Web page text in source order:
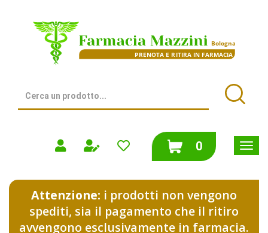
contenuto
Farmacia
Prodotto
0prodotti
inseriti
Attenzione: i prodotti non vengono
spediti, sia il pagamento che il ritiro
avvengono esclusivamente in farmacia.